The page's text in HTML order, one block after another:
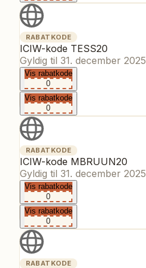
RABATKODE
ICIW-kode TESS20
Gyldig til 31. december 2025
Vis rabatkode
0
Vis rabatkode
0
RABATKODE
ICIW-kode MBRUUN20
Gyldig til 31. december 2025
Vis rabatkode
0
Vis rabatkode
0
RABATKODE